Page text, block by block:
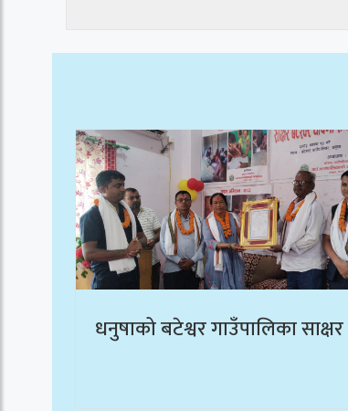
धनुषाको बटेश्वर गाउँपालिका